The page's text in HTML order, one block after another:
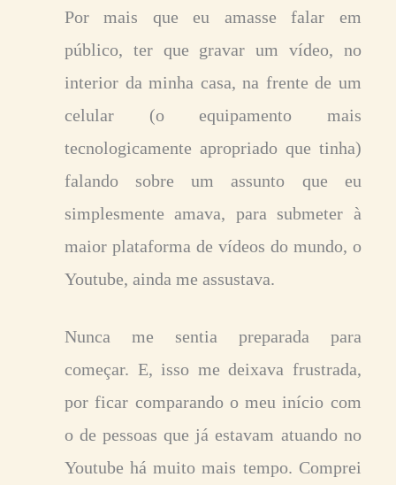
Por mais que eu amasse falar em
público, ter que gravar um vídeo, no
interior da minha casa, na frente de um
celular (o equipamento mais
tecnologicamente apropriado que tinha)
falando sobre um assunto que eu
simplesmente amava, para submeter à
maior plataforma de vídeos do mundo, o
Youtube, ainda me assustava.
Nunca me sentia preparada para
começar. E, isso me deixava frustrada,
por ficar comparando o meu início com
o de pessoas que já estavam atuando no
Youtube há muito mais tempo. Comprei